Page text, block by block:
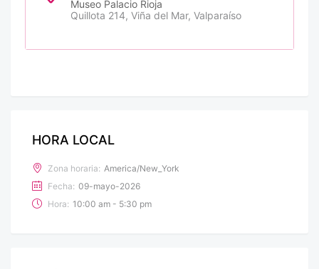
Museo Palacio Rioja
Quillota 214, Viña del Mar, Valparaíso
HORA LOCAL
Zona horaria: America/New_York
Fecha: 09-mayo-2026
Hora: 10:00 am - 5:30 pm